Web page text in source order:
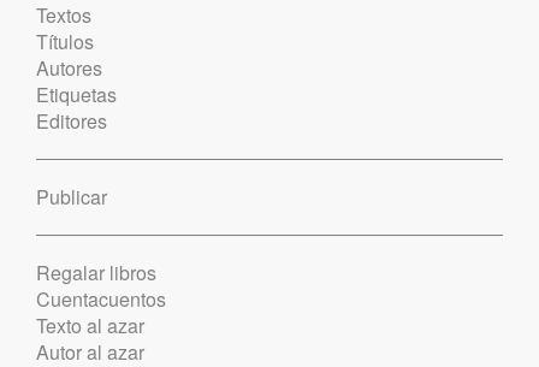
Textos
Títulos
Autores
Etiquetas
Editores
Publicar
Regalar libros
Cuentacuentos
Texto al azar
Autor al azar